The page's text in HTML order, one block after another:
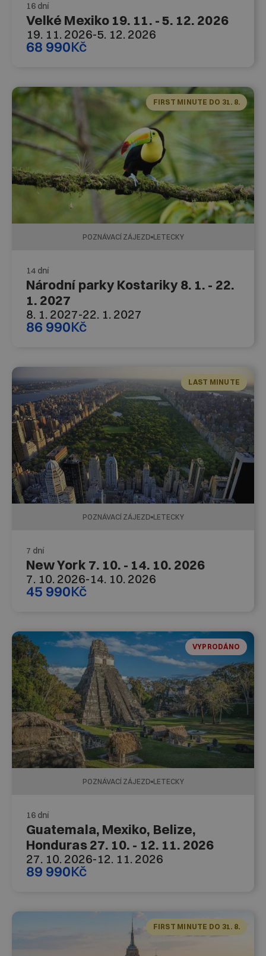
16 dní
Velké Mexiko 19. 11. - 5. 12. 2026
19. 11. 2026-5. 12. 2026
68 990Kč
FIRST MINUTE DO 31. 8.
POZNÁVACÍ ZÁJEZD LETECKY
14 dní
Národní parky Kostariky 8. 1. - 22.
1. 2027
8. 1. 2027-22. 1. 2027
86 990Kč
LAST MINUTE
POZNÁVACÍ ZÁJEZD LETECKY
7 dní
New York 7. 10. - 14. 10. 2026
7. 10. 2026-14. 10. 2026
45 990Kč
VYPRODÁNO
POZNÁVACÍ ZÁJEZD LETECKY
16 dní
Guatemala, Mexiko, Belize,
Honduras 27. 10. - 12. 11. 2026
27. 10. 2026-12. 11. 2026
89 990Kč
FIRST MINUTE DO 31. 8.